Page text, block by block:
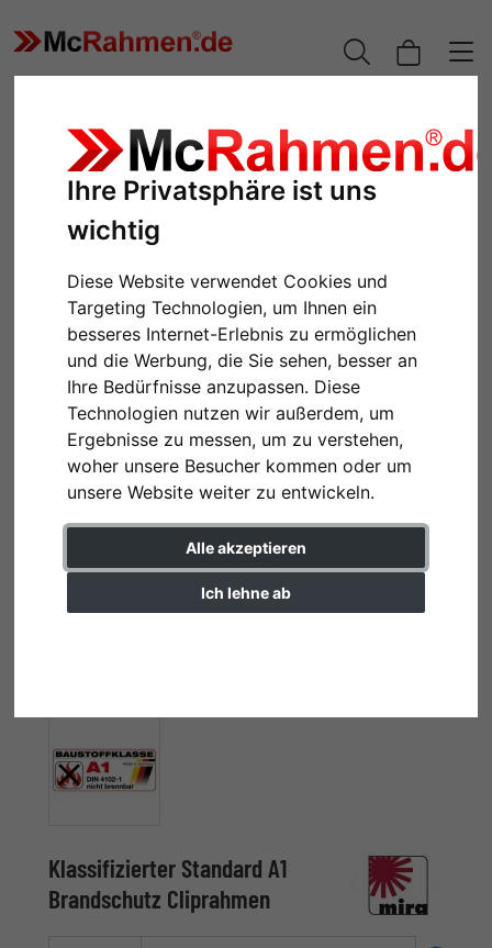
Ihre Privatsphäre ist uns
wichtig
Diese Website verwendet Cookies und
Targeting Technologien, um Ihnen ein
besseres Internet-Erlebnis zu ermöglichen
und die Werbung, die Sie sehen, besser an
Ihre Bedürfnisse anzupassen. Diese
Technologien nutzen wir außerdem, um
Ergebnisse zu messen, um zu verstehen,
woher unsere Besucher kommen oder um
unsere Website weiter zu entwickeln.
Alle akzeptieren
Ich lehne ab
Zurück
Klassifizierter Standard A1
Brandschutz Cliprahmen